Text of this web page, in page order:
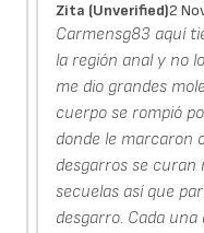
Zita (unverified)2
Carmensg83 aquí
la región anal y no
me dio grandes
cuerpo se rompió
donde le marcaron
desgarros se curan
secuelas así que
desgarro. Cada una